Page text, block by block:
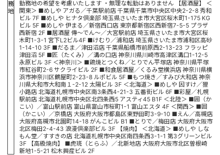
務
地
勤務地の希望を考慮いたします ・無理な転勤はありません 【居酒屋】 ＜
関東＞ ■めしや アガる／千葉駅前店 千葉県千葉市中央区中央2-2-8 秀和
ビル 7F ■めしや ヒナタ倶楽部 埼玉県さいたま市大宮区桜木町1-175 KG
ビル 5F ■めしや 伊まる／新宿西口店 東京都新宿区西新宿7-5-5 プラザ
西新宿 2F ■居酒屋 傳～でん～／大宮駅前店 埼玉県さいたま市大宮区桜
木町1-3-1 宮下L2ビル4F ■けむり／浦和店 埼玉県さいたま市浦和区高砂
1-14-10 3F ■だるま／津田沼店 千葉県船橋市前原西2-13-23 フラッピ
津田沼 5F ■匠（たくみ）／溝の口店 神奈川県川崎市高津区溝口1-12-5
永原ビル 3F ＜神奈川＞ ■鶏焼とつくね／とりでん平塚店 神奈川県平塚
市紅谷町2-6 サクライビル 2F ■和食居酒屋／くるみ堂横浜店 神奈川県横
浜市神奈川区鶴屋町2-23-8 ルポビル 5F ■もつ焼き／すみび大和店 神奈
川県大和市大和南１-2-12 太陽ビル 3F ＜北海道＞ ■めしや 因すけ／狸
小路店 北海道札幌市中央区南3条西4-21-3 五番街ビル 6F ■彩屋／札幌
駅前店 北海道札幌市中央区北四条西5 アスティ45 B1F ＜北陸＞ ■囲（か
こい）／富山駅前店 富山県富山市桜町1-1 富山エスタ 4F ＜関西＞ ■囲
（かこい）／京橋店 大阪府大阪市都島区東野田町3-9-10 ■えん／高槻店
大阪府高槻市北園町14-18 がんこビル B1 ■とりで／梅田店 大阪府大阪市
北区梅田2-4-43 浪漫倶楽部ビル 3F 【焼肉】 ＜北海道＞ ■めしや しな
もん堂／すすきの店 北海道札幌市中央区南四条西3-1-1 第3グリーンビル
3F 【高級焼肉】 ■虎斑（とらふ）／北新地店 大阪府大阪市北区曽根崎
新地1-5-21 松木興産ビル 2F